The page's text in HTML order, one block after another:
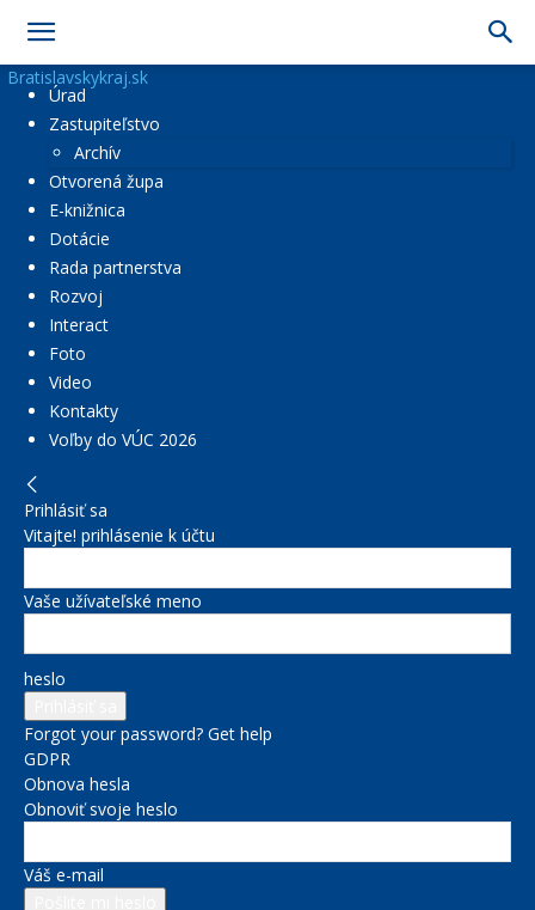
Bratislavskykraj.sk
Úrad
Zastupiteľstvo
Archív
Otvorená župa
E-knižnica
Dotácie
Rada partnerstva
Rozvoj
Interact
Foto
Video
Kontakty
Voľby do VÚC 2026
Prihlásiť sa
Vitajte! prihlásenie k účtu
Vaše užívateľské meno
heslo
Forgot your password? Get help
GDPR
Obnova hesla
Obnoviť svoje heslo
Váš e-mail